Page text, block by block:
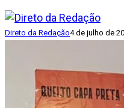
Direto da Redação4 de julho de